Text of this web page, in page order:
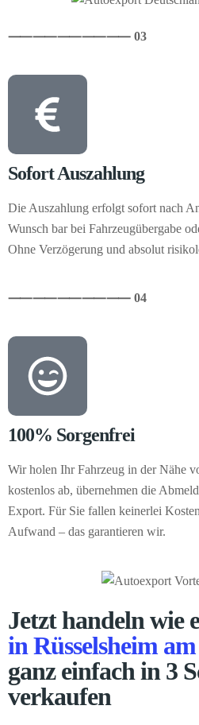
⸺⸺⸺⸺⸺ 03
Sofort Auszahlung
Die Auszahlung erfolgt sofort nach
Wunsch bar bei Fahrzeugübergabe
Ohne Verzögerung und absolut
⸺⸺⸺⸺⸺ 04
100% Sorgenfrei
Wir holen Ihr Fahrzeug in der Nähe
kostenlos ab, übernehmen die
Export. Für Sie fallen keinerlei
Aufwand – das garantieren wir.
Jetzt handeln wie
in Rüsselsheim
ganz einfach in 3
verkaufen